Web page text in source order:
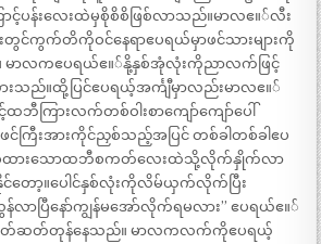
ာင့်ပန်းလေးထဲမှစိုစိစိဖြစ်လာသည်။မာလဧ။်လီး
တွင်ကွက်တိကိုဝင်နေရာဧပရယ်မှာဖင်သားများကို
ာလကဧပရယ်ဧ။်နို့နှစ်အုံလုံးကိုညာလက်ဖြင့်
ည်။ထို့ပြင်ဧပရယ့်အင်္ကျီမှာလည်းမာလဧ။်
ထဘီကြားလက်တစ်ဝါးစာကျော်ကျော်ပေါ်
ကြီးအားကိုင်ညှစ်သည့်အပြင် တစ်ခါတစ်ခါဧပ
ထိခွဲထားသောထဘီစကတ်လေးထဲသို့လိုက်နှိုက်လာ
တော့။ပေါင်နှစ်လုံးကိုလိမ်ယှက်လိုက်ပြီး
ာပြီနော်ကျွန်မအော်လိုက်ရမလား” ဧပရယ်ဧ။်
ဆတ်ဆတ်တုန်နေသည်။ မာလကလက်ကိုဧပရယ့်